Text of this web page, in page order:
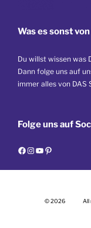
Was es sonst
Du willst wissen was
Dann folge uns auf
immer alles von DAS
Folge uns auf
F
a
I
n
Y
o
P
i
t© 2026 All